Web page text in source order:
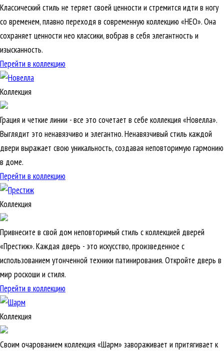
Классический стиль не теряет своей ценности и стремится идти в ногу
со временем, плавно переходя в современную коллекцию «НЕО». Она
сохраняет ценности нео классики, вобрав в себя элегантность и
изысканность.
Перейти в коллекцию
Коллекция
Грация и четкие линии - все это сочетает в себе коллекция «Новелла».
Выглядит это ненавязчиво и элегантно. Ненавязчивый стиль каждой
двери выражает свою уникальность, создавая неповторимую гармонию
в доме.
Перейти в коллекцию
Коллекция
Привнесите в свой дом неповторимый стиль с коллекцией дверей
«Престиж». Каждая дверь - это искусство, произведенное с
использованием утонченной техники патинирования. Откройте дверь в
мир роскоши и стиля.
Перейти в коллекцию
Коллекция
Своим очарованием коллекция «Шарм» завораживает и притягивает к